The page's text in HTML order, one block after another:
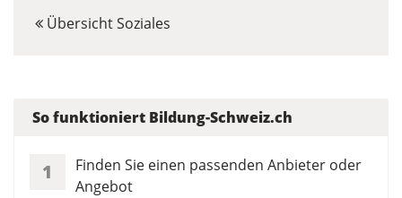
Übersicht Soziales
So funktioniert Bildung-Schweiz.ch
1
Finden Sie einen passenden Anbieter oder
Angebot